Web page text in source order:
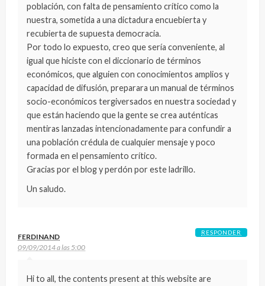
población, con falta de pensamiento crítico como la
nuestra, sometida a una dictadura encuebierta y
recubierta de supuesta democracia.
Por todo lo expuesto, creo que sería conveniente, al
igual que hiciste con el diccionario de términos
económicos, que alguien con conocimientos amplios y
capacidad de difusión, preparara un manual de términos
socio-económicos tergiversados en nuestra sociedad y
que están haciendo que la gente se crea auténticas
mentiras lanzadas intencionadamente para confundir a
una población crédula de cualquier mensaje y poco
formada en el pensamiento crítico.
Gracias por el blog y perdón por este ladrillo.
Un saludo.
FERDINAND
09/09/2014 a las 5:00
Hi to all, the contents present at this website are
RESPONDER